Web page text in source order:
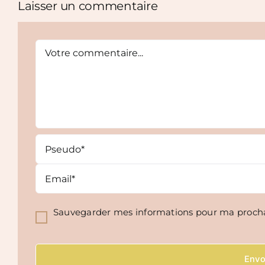
Laisser un commentaire
Comment
Sauvegarder mes informations pour ma